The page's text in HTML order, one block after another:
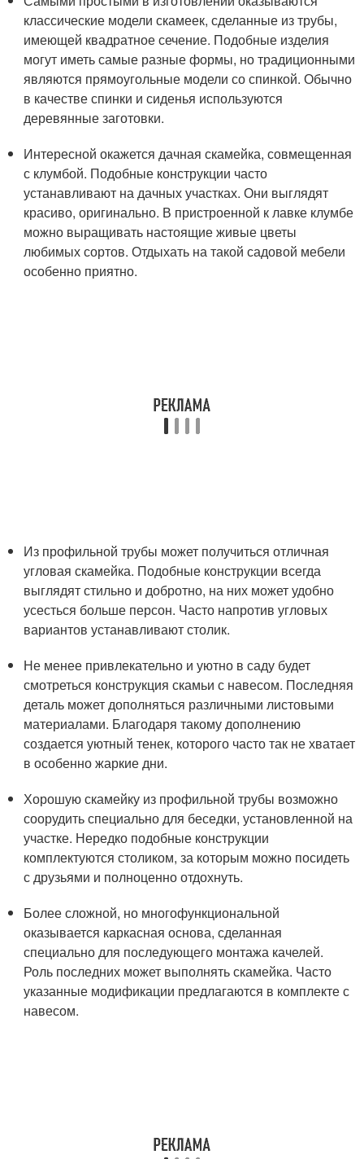
классические модели скамеек, сделанные из трубы,
имеющей квадратное сечение. Подобные изделия
могут иметь самые разные формы, но традиционными
являются прямоугольные модели со спинкой. Обычно
в качестве спинки и сиденья используются
деревянные заготовки.
Интересной окажется дачная скамейка, совмещенная
с клумбой. Подобные конструкции часто
устанавливают на дачных участках. Они выглядят
красиво, оригинально. В пристроенной к лавке клумбе
можно выращивать настоящие живые цветы
любимых сортов. Отдыхать на такой садовой мебели
особенно приятно.
Из профильной трубы может получиться отличная
угловая скамейка. Подобные конструкции всегда
выглядят стильно и добротно, на них может удобно
усесться больше персон. Часто напротив угловых
вариантов устанавливают столик.
Не менее привлекательно и уютно в саду будет
смотреться конструкция скамьи с навесом. Последняя
деталь может дополняться различными листовыми
материалами. Благодаря такому дополнению
создается уютный тенек, которого часто так не хватает
в особенно жаркие дни.
Хорошую скамейку из профильной трубы возможно
соорудить специально для беседки, установленной на
участке. Нередко подобные конструкции
комплектуются столиком, за которым можно посидеть
с друзьями и полноценно отдохнуть.
Более сложной, но многофункциональной
оказывается каркасная основа, сделанная
специально для последующего монтажа качелей.
Роль последних может выполнять скамейка. Часто
указанные модификации предлагаются в комплекте с
навесом.